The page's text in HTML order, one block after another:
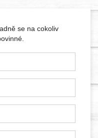
se na cokoliv